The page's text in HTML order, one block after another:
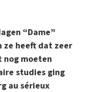
“Dame”
ze heeft dat zeer
nog moeten
studies ging
au sérieux